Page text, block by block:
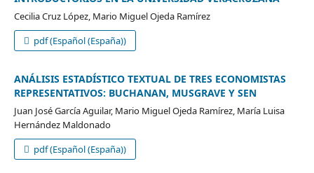
Cecilia Cruz López, Mario Miguel Ojeda Ramírez
pdf (Español (España))
ANÁLISIS ESTADÍSTICO TEXTUAL DE TRES ECONOMISTAS
REPRESENTATIVOS: BUCHANAN, MUSGRAVE Y SEN
Juan José García Aguilar, Mario Miguel Ojeda Ramírez, María Luisa
Hernández Maldonado
pdf (Español (España))